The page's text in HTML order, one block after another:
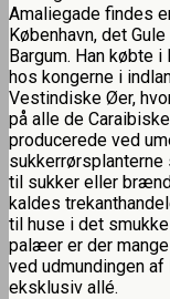
Amaliegade findes
København, det
Bargum. Han købte
hos kongerne i
Vestindiske Øer,
på alle de
producerede ved
til sukker eller
kaldes
til huse i det
palæer er der
ved udmundingen
eksklusiv allé.